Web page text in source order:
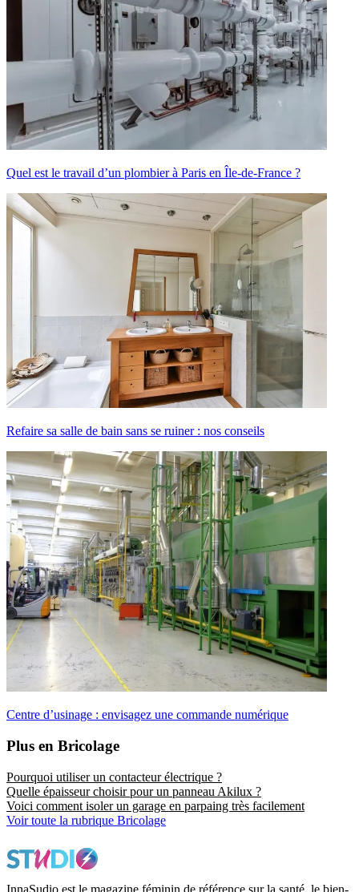
Quel est le travail d’un plombier à Paris en Île-de-France ?
Refaire sa salle de bain sans se ruiner : nos conseils
Centre d’usinage : envisagez une commande numérique
Plus en Bricolage
Pourquoi utiliser un contacteur électrique ?
Quelle épaisseur choisir pour un panneau Akilux ?
Voici comment isoler un garage en parpaing très facilement
Voir toute la rubrique Bricolage
InnaSudio est le magazine féminin de référence sur la santé, le bien-